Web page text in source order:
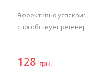
Эффективно
способствует
128 грн.